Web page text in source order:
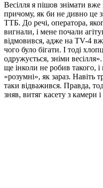
Весілля я пішов знімати
причому, як би не дивно це
ТТБ. До речі, оператора,
вигнали, і мене почали
відмовився, адже на ТV-4
чого було бігати. І тоді
одружується, зніми
ще інколи не робив такого,
«розумні», як зараз. Навіть
таки відважився. Правда,
зняв, витяг касету з камери і